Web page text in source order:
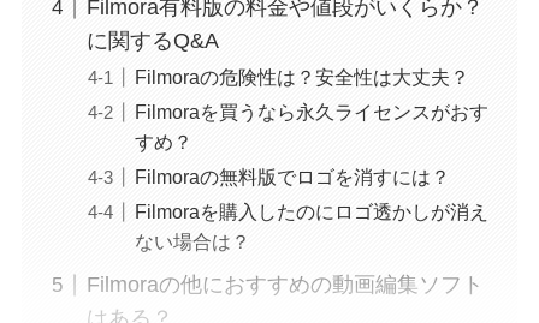
Filmora有料版の料金や値段がいくらか？
に関するQ&A
Filmoraの危険性は？安全性は大丈夫？
Filmoraを買うなら永久ライセンスがおす
すめ？
Filmoraの無料版でロゴを消すには？
Filmoraを購入したのにロゴ透かしが消え
ない場合は？
Filmoraの他におすすめの動画編集ソフト